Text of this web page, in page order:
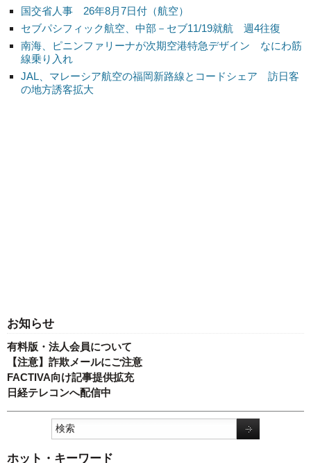
国交省人事 26年8月7日付（航空）
セブパシフィック航空、中部－セブ11/19就航 週4往復
南海、ピニンファリーナが次期空港特急デザイン なにわ筋
線乗り入れ
JAL、マレーシア航空の福岡新路線とコードシェア 訪日客
の地方誘客拡大
お知らせ
有料版・法人会員について
【注意】詐欺メールにご注意
FACTIVA向け記事提供拡充
日経テレコンへ配信中
ホット・キーワード